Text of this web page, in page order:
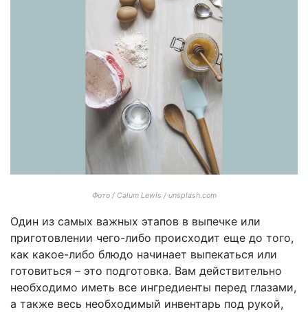
Фото / Calum Lewis / unsplash.com
Один из самых важных этапов в выпечке или
приготовлении чего-либо происходит еще до того,
как какое-либо блюдо начинает выпекаться или
готовиться – это подготовка. Вам действительно
необходимо иметь все ингредиенты перед глазами,
а также весь необходимый инвентарь под рукой,